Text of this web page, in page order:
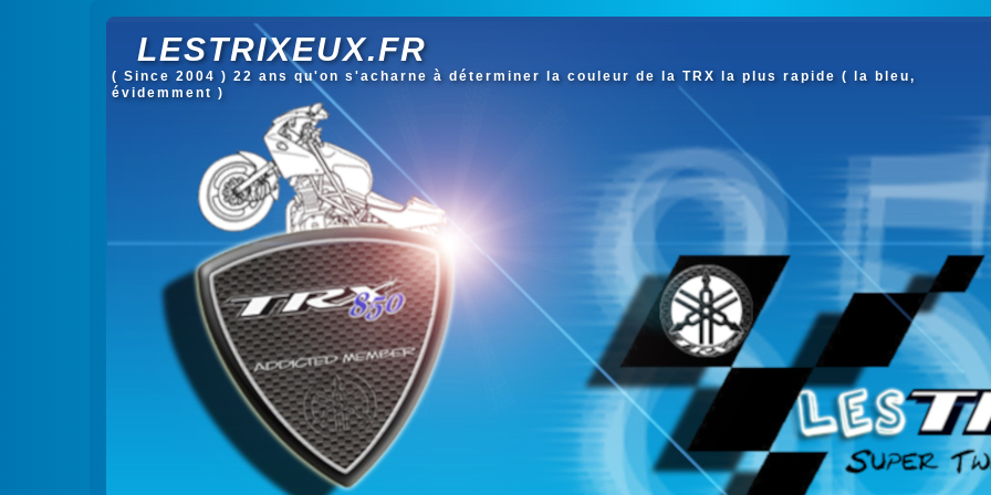
LESTRIXEUX.FR
( Since 2004 ) 22 ans qu'on s'acharne à déterminer la couleur de la TRX la plus rapide ( la bleu,
évidemment )